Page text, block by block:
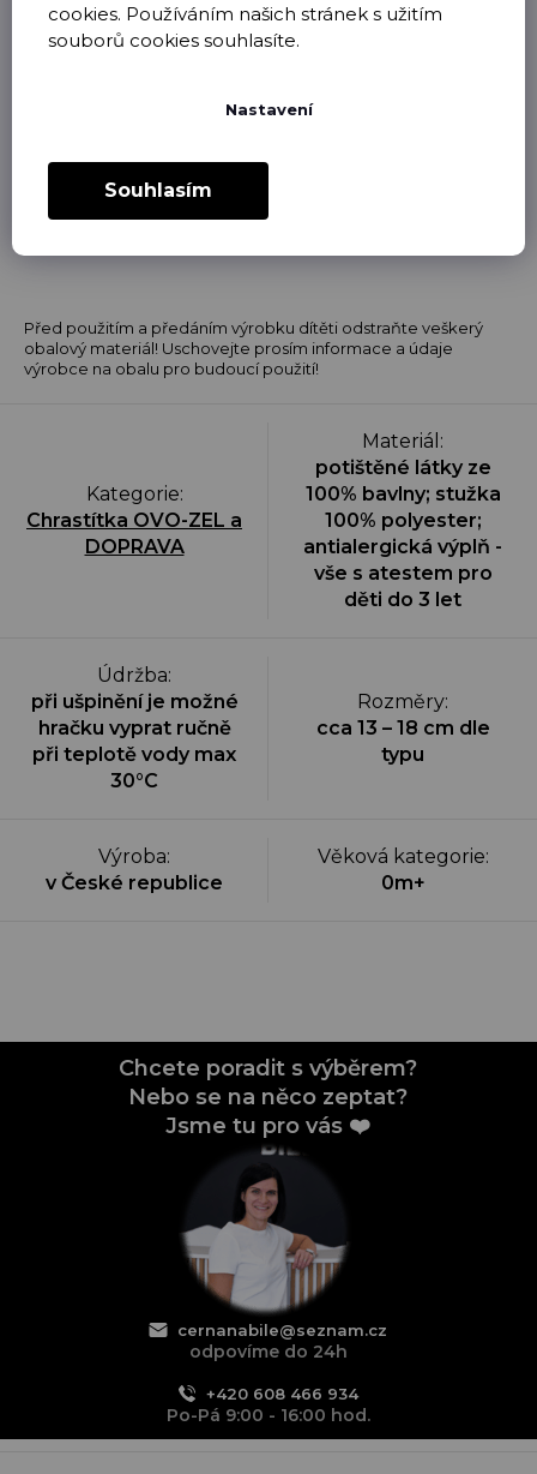
cookies. Používáním našich stránek s užitím
souborů cookies souhlasíte.
Nastavení
Souhlasím
Výroba v České republice.
Před použitím a předáním výrobku dítěti odstraňte veškerý
obalový materiál! Uschovejte prosím informace a údaje
výrobce na obalu pro budoucí použití!
Kategorie:
Chrastítka OVO-ZEL a
DOPRAVA
Materiál :
potištěné látky ze
100% bavlny; stužka
100% polyester;
antialergická výplň -
vše s atestem pro
děti do 3 let
Údržba:
při ušpinění je možné
hračku vyprat ručně
při teplotě vody max
30°C
Rozměry:
cca 13 – 18 cm dle
typu
Výroba:
v České republice
Věková kategorie:
0m+
Chcete poradit s výběrem?
Nebo se na něco zeptat?
Jsme tu pro vás ❤️
cernanabile@seznam.cz
odpovíme do 24h
+420 608 466 934
Po-Pá 9:00 - 16:00 hod.